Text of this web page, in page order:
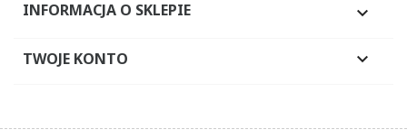
INFORMACJA O SKLEPIE 
TWOJE KONTO 